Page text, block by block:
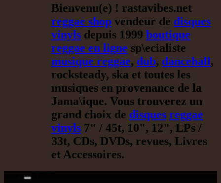
Bienvenu(e) ! rastavibes.net
reggae shop vendeur de disques
vinyls depuis 1999 boutique
reggae en ligne sp\ecialiste
musique reggae, dub, dancehall,
rocksteady, ska et toutes les
musiques en provenance de la
Jama\ique. Vous trouverez un
grand choix de disques reggae
vinyls 7" / 45t, 10", 12", LPs /
33t, CDs, DVDs, revues, Livres
et Accessoires.